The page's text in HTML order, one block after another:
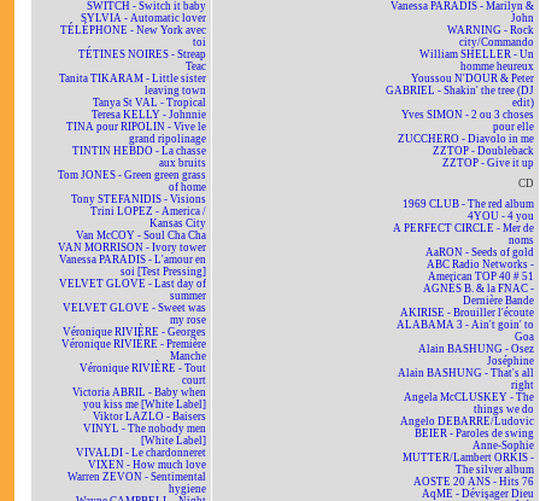
SWITCH - Switch it baby
SYLVIA - Automatic lover
TÉLÉPHONE - New York avec
toi
TÉTINES NOIRES - Streap
Teac
Tanita TIKARAM - Little sister
leaving town
Tanya St VAL - Tropical
Teresa KELLY - Johnnie
TINA pour RIPOLIN - Vive le
grand ripolinage
TINTIN HEBDO - La chasse
aux bruits
Tom JONES - Green green grass
of home
Tony STEFANIDIS - Visions
Trini LOPEZ - America /
Kansas City
Van McCOY - Soul Cha Cha
VAN MORRISON - Ivory tower
Vanessa PARADIS - L'amour en
soi [Test Pressing]
VELVET GLOVE - Last day of
summer
VELVET GLOVE - Sweet was
my rose
Véronique RIVIÈRE - Georges
Véronique RIVIÈRE - Première
Manche
Véronique RIVIÈRE - Tout
court
Victoria ABRIL - Baby when
you kiss me [White Label]
Viktor LAZLO - Baisers
VINYL - The nobody men
[White Label]
VIVALDI - Le chardonneret
VIXEN - How much love
Warren ZEVON - Sentimental
hygiene
Vanessa PARADIS - Marilyn &
John
WARNING - Rock
city/Commando
William SHELLER - Un
homme heureux
Youssou N'DOUR & Peter
GABRIEL - Shakin' the tree (DJ
edit)
Yves SIMON - 2 ou 3 choses
pour elle
ZUCCHERO - Diavolo in me
ZZTOP - Doubleback
ZZTOP - Give it up
CD
1969 CLUB - The red album
4YOU - 4 you
A PERFECT CIRCLE - Mer de
noms
AaRON - Seeds of gold
ABC Radio Networks -
American TOP 40 # 51
AGNÈS B. & la FNAC -
Dernière Bande
AKIRISE - Brouiller l'écoute
ALABAMA 3 - Ain't goin' to
Goa
Alain BASHUNG - Osez
Joséphine
Alain BASHUNG - That's all
right
Angela McCLUSKEY - The
things we do
Angelo DEBARRE/Ludovic
BEIER - Paroles de swing
Anne-Sophie
MUTTER/Lambert ORKIS -
The silver album
AOSTE 20 ANS - Hits 76
AqME - Dévisager Dieu